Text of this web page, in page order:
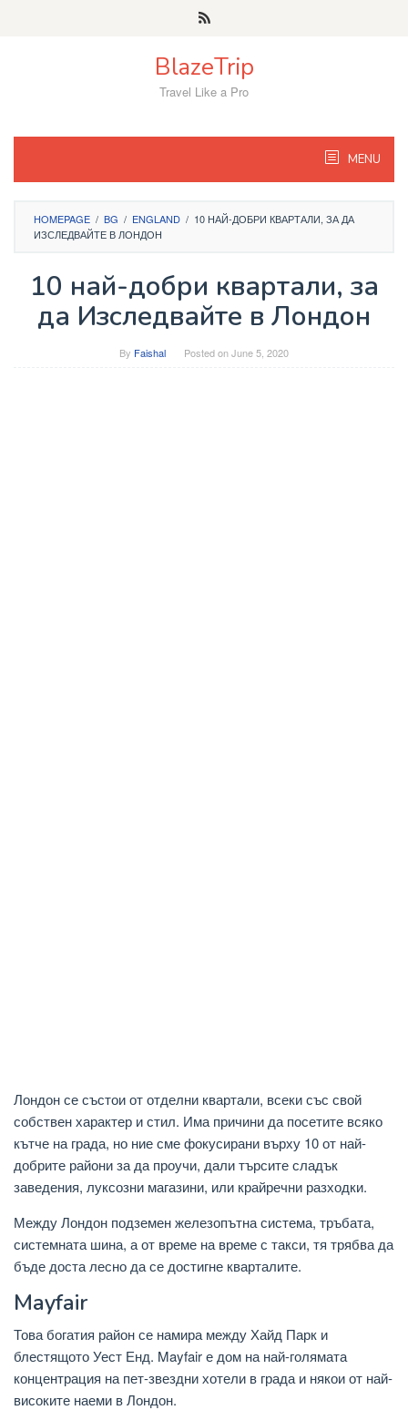
BlazeTrip
Travel Like a Pro
MENU
HOMEPAGE / BG / ENGLAND / 10 НАЙ-ДОБРИ КВАРТАЛИ, ЗА ДА
ИЗСЛЕДВАЙТЕ В ЛОНДОН
10 най-добри квартали, за
да Изследвайте в Лондон
By Faishal Posted onJune 5, 2020
Лондон се състои от отделни квартали, всеки със свой
собствен характер и стил. Има причини да посетите всяко
кътче на града, но ние сме фокусирани върху 10 от най-
добрите райони за да проучи, дали търсите сладък
заведения, луксозни магазини, или крайречни разходки.
Между Лондон подземен железопътна система, тръбата,
системната шина, а от време на време с такси, тя трябва да
бъде доста лесно да се достигне кварталите.
Mayfair
Това богатия район се намира между Хайд Парк и
блестящото Уест Енд. Mayfair е дом на най-голямата
концентрация на пет-звездни хотели в града и някои от най-
високите наеми в Лондон.